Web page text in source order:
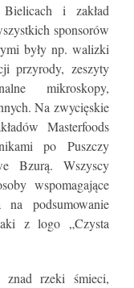
i zakład
sponsorów
były np. walizki
przyrody, zeszyty
mikroskopy,
Na zwycięskie
Masterfoods
po Puszczy
Bzurą. Wszyscy
wspomagające
podsumowanie
z logo „Czysta
rzeki śmieci,